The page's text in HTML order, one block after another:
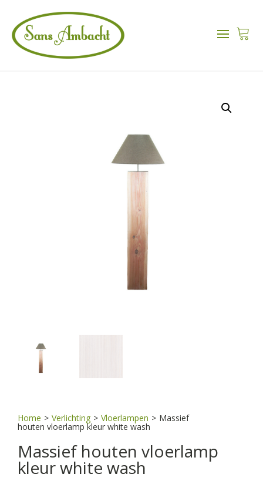
Home > Verlichting > Vloerlampen > Massief
houten vloerlamp kleur white wash
Massief houten vloerlamp
kleur white wash